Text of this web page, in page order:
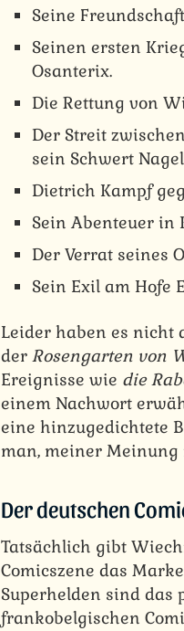
Seine
Seinen ersten
Osanterix.
Die Rettung von
Der Streit
sein Schwert
Dietrich Kampf
Sein Abenteuer in
Der Verrat seines
Sein Exil am Hofe
Leider haben es nicht
der Rosengarten von
Ereignisse wie die
einem Nachwort
eine hinzugedichtete
man, meiner Meinung
Der deutschen
Tatsächlich gibt
Comicszene das
Superhelden sind das
frankobelgischen